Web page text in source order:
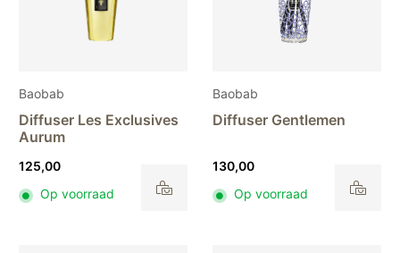
Baobab
Diffuser Les Exclusives
Aurum
125,00
Op voorraad
Baobab
Diffuser Gentlemen
130,00
Op voorraad